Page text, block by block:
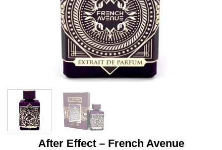
After Effect – French Avenue